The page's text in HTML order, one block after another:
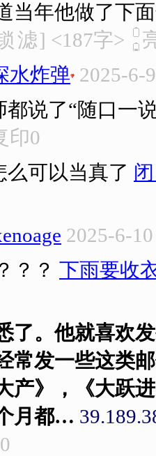
当年他做了下
滤] <187字>
水炸弹 2025-6-
都说了“随口一
印0
么可以当真了
2025-6-
？？ 下雨要收
了。他就喜欢
常发一些这类
产》，《大跃
月都…
0